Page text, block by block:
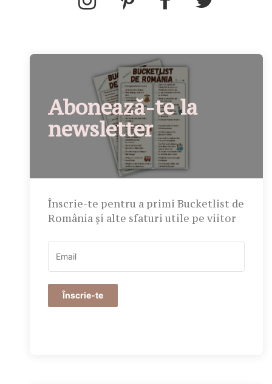
Abonează-te la
newsletter
Înscrie-te pentru a primi Bucketlist de
România și alte sfaturi utile pe viitor
Înscrie-te